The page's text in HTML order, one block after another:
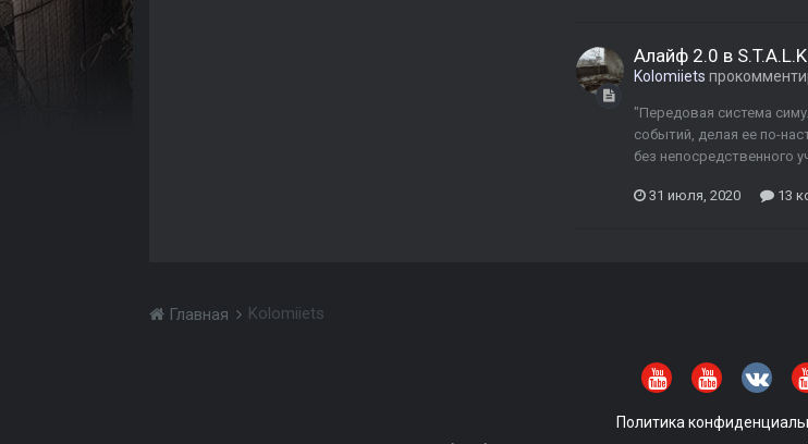
Алайф 2.0 в
Kolomiiets
"Передовая система
событий, делая ее по-
без непосредственного
31 июля, 2020 13
Главная Kolomiiets
Политика